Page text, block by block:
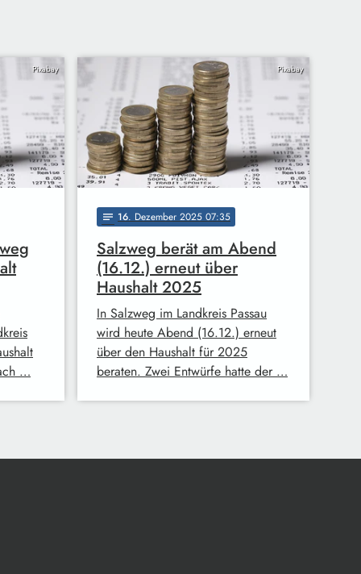
Pixabay
…
Pixabay
notes 16. Dezember 2025 07:35
Salzweg berät am Abend
(16.12.) erneut über
Haushalt 2025
In Salzweg im Landkreis Passau
wird heute Abend (16.12.) erneut
über den Haushalt für 2025
beraten. Zwei Entwürfe hatte der …